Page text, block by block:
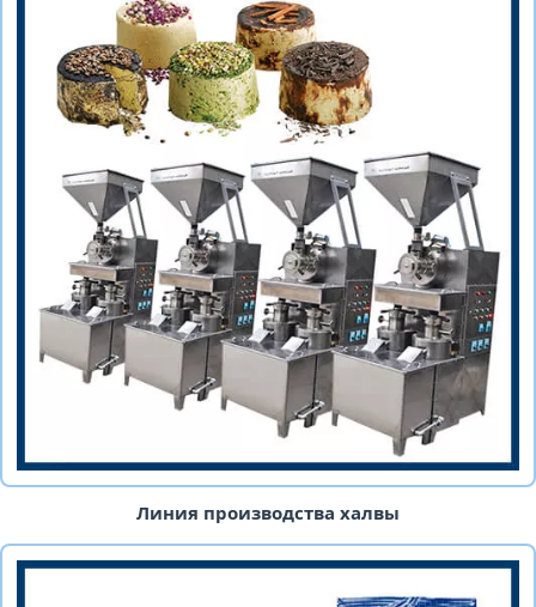
Линия производства халвы